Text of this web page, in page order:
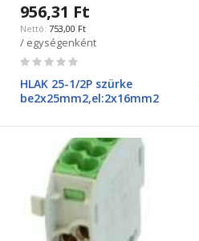
956,31 Ft
753,00 Ft
/ egységenként
Rating:
HLAK 25-1/2P szürke
be2x25mm2,el:2x16mm2